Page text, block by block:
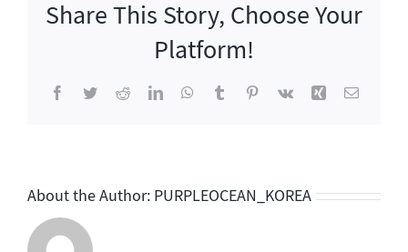
Share This Story, Choose Your
Platform!
Facebook
TwitterRedditLinkedInWhatsApp
TumblrPinterest
Vk Xing 이
About the Author: PURPLEOCEAN_KOREA